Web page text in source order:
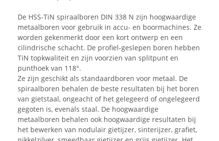
De HSS-TiN spiraalboren DIN 338 N zijn hoogwaardige
metaalboren voor gebruik in accu- en boormachines. Ze
worden gekenmerkt door een kort ontwerp en een
cilindrische schacht. De profiel-geslepen boren hebben
TiN topkwaliteit en zijn voorzien van splitpunt en
punthoek van 118°.
Ze zijn geschikt als standaardboren voor metaal. De
spiraalboren behalen de beste resultaten bij het boren
van gietstaal, ongeacht of het gelegeerd of ongelegeerd
gegoten is, evenals staal. De hoogwaardige
metaalboren behalen ook hoogwaardige resultaten bij
het bewerken van nodulair gietijzer, sinterijzer, grafiet,